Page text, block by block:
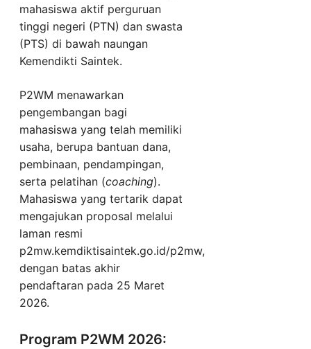
mahasiswa aktif perguruan
tinggi negeri (PTN) dan swasta
(PTS) di bawah naungan
Kemendikti Saintek.
P2WM menawarkan
pengembangan bagi
mahasiswa yang telah memiliki
usaha, berupa bantuan dana,
pembinaan, pendampingan,
serta pelatihan (coaching).
Mahasiswa yang tertarik dapat
mengajukan proposal melalui
laman resmi
p2mw.kemdiktisaintek.go.id/p2mw,
dengan batas akhir
pendaftaran pada 25 Maret
2026.
Program P2WM 2026: